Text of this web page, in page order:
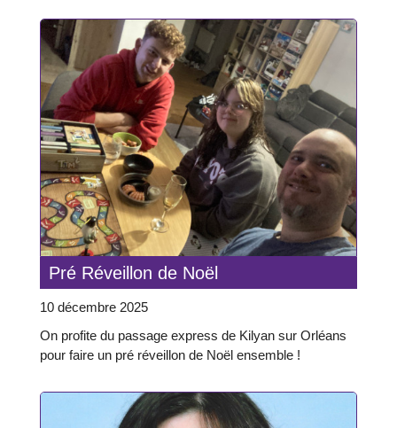
Pré Réveillon de Noël
10 décembre 2025
On profite du passage express de Kilyan sur Orléans
pour faire un pré réveillon de Noël ensemble !